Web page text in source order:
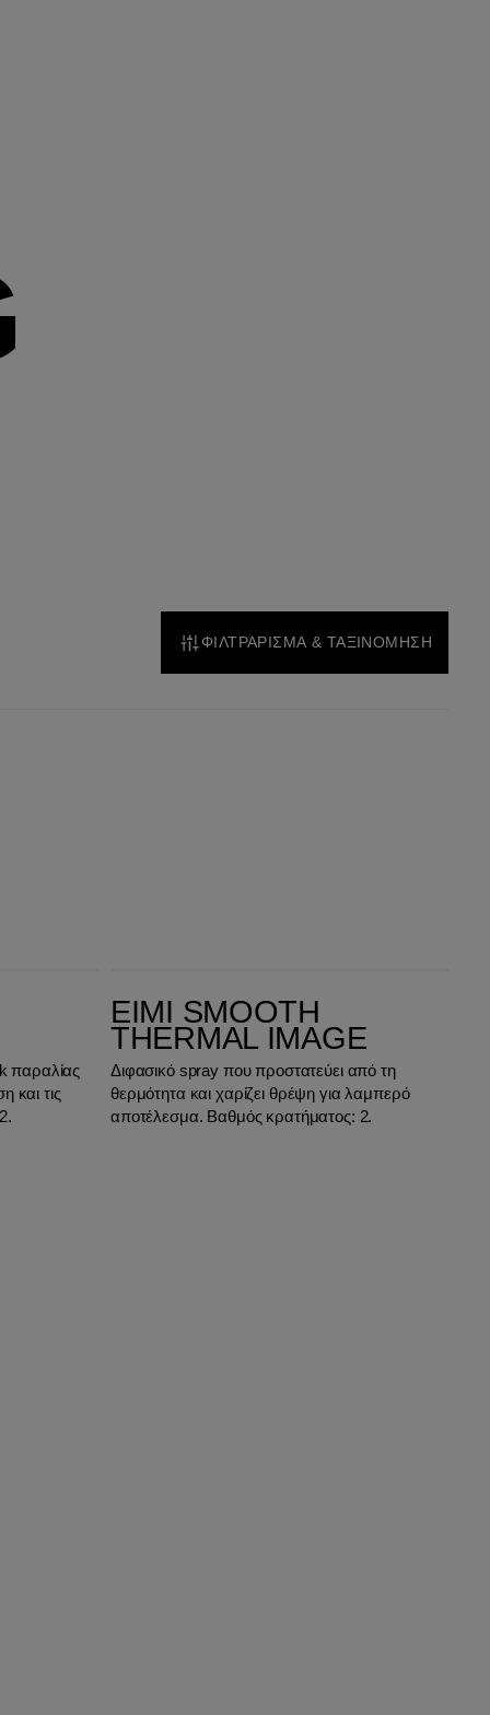
ΦΙΛΤΡΑΡΙΣΜΑ & ΤΑΞΙΝΟΜΗΣΗ
παραλίας
και τις
EIMI SMOOTH
THERMAL IMAGE
Διφασικό spray που προστατεύει από τη
θερμότητα και χαρίζει θρέψη για λαμπερό
αποτέλεσμα. Βαθμός κρατήματος: 2.